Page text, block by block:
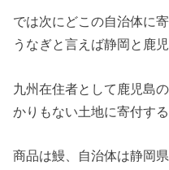
では次にどこの自治体に
うなぎと言えば静岡と鹿
九州在住者として鹿児島
かりもない土地に寄付す
商品は鰻、自治体は静岡